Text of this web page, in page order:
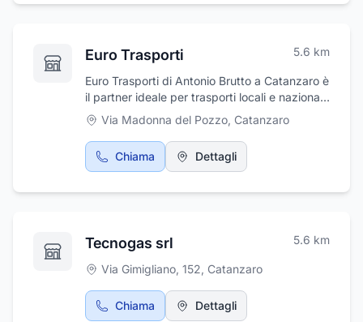
Euro Trasporti 5.6 km
Euro Trasporti di Antonio Brutto a Catanzaro è
il partner ideale per trasporti locali e nazionali.
Offriamo soluzioni affidabili e sicure, con
pedane di carico e scarico per una gestione
efficiente delle merci. Puntualità,
professionalità e attenzione alle esigenze del
Trasporti per un servizio su misura, rapido e
Via Madonna del Pozzo, Catanzaro
Chiama Dettagli
Tecnogas srl 5.6 km
Via Gimigliano, 152, Catanzaro
Chiama Dettagli